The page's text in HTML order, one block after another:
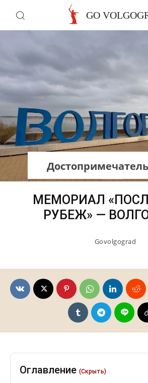
GO
МЕМОРИАЛ
РУБЕЖ» —
Govolgograd
Оглавление (Скрыть)